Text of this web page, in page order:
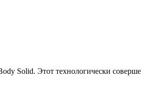
Solid. Этот технологически